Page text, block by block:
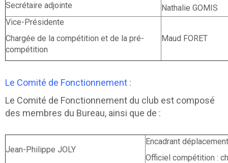
Secrétaire adjointe
Nathalie GOMIS
Vice-Présidente
Chargée de la compétition et de la pré-
compétition
Maud FORET
Le Comité de Fonctionnement :
Le Comité de Fonctionnement du club est composé
des membres du Bureau, ainsi que de :
Jean-Philippe JOLY
Encadrant
Officiel compétition :